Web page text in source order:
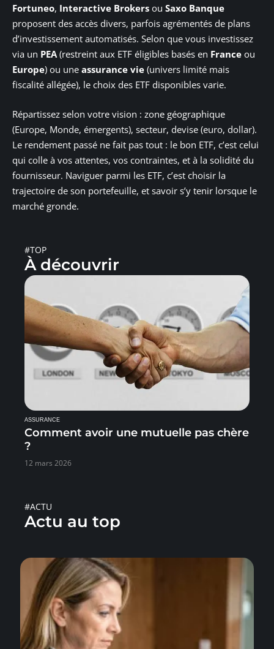
Fortuneo, Interactive Brokers ou Saxo Banque
proposent des accès divers, parfois agrémentés de plans
d’investissement automatisés. Selon que vous investissez
via un PEA(restreint aux ETF éligibles basés en France ou
Europe) ou une assurance vie (univers limité mais
fiscalité allégée), le choix des ETF disponibles varie.
Répartissez selon votre vision : zone géographique
(Europe, Monde, émergents), secteur, devise (euro, dollar).
Le rendement passé ne fait pas tout : le bon ETF, c’est celui
qui colle à vos attentes, vos contraintes, et à la solidité du
fournisseur. Naviguer parmi les ETF, c’est choisir la
trajectoire de son portefeuille, et savoir s’y tenir lorsque le
marché gronde.
#TOP
À découvrir
ASSURANCE
Comment avoir une mutuelle pas chère
?
12 mars 2026
#ACTU
Actu au top